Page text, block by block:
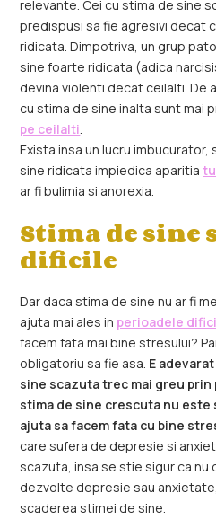
relevante. Cei cu stima de sine
predispusi sa fie agresivi decat
ridicata. Dimpotriva, un grup
sine foarte ridicata (adica
devina violenti decat ceilalti. De
cu stima de sine inalta sunt mai
pe ceilalti.
Exista insa un lucru
sine ridicata impiedica aparitia
ar fi bulimia si anorexia.
Stima de sine
dificile
Dar daca stima de sine nu ar fi
ajuta mai ales in perioadele
facem fata mai bine stresului?
obligatoriu sa fie asa. E
sine scazuta trec mai greu
stima de sine crescuta nu
ajuta sa facem fata cu bine
care sufera de depresie si
scazuta, insa se stie sigur ca nu
dezvolte depresie sau
scaderea stimei de sine.